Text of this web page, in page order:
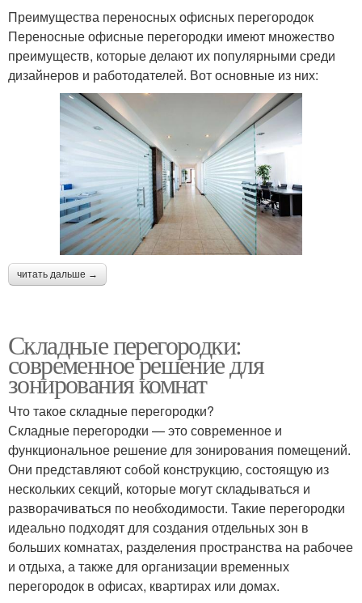
Преимущества переносных офисных перегородок
Переносные офисные перегородки имеют множество
преимуществ, которые делают их популярными среди
дизайнеров и работодателей. Вот основные из них:
читать дальше →
Складные перегородки:
современное решение для
зонирования комнат
Что такое складные перегородки?
Складные перегородки — это современное и
функциональное решение для зонирования помещений.
Они представляют собой конструкцию, состоящую из
нескольких секций, которые могут складываться и
разворачиваться по необходимости. Такие перегородки
идеально подходят для создания отдельных зон в
больших комнатах, разделения пространства на рабочее
и отдыха, а также для организации временных
перегородок в офисах, квартирах или домах.